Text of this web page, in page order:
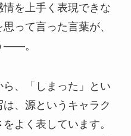
を上手く表現できな
って言った言葉が、
——。
、「しまった」とい
、源というキャラク
よく表しています。